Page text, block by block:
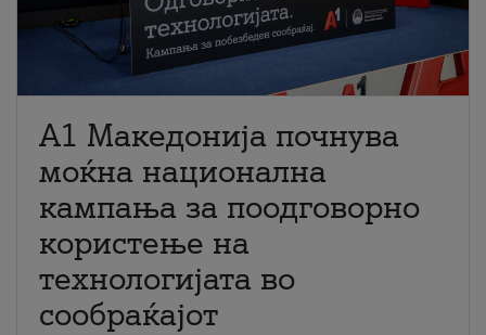
A1 Македонија почнува
моќна национална
кампања за поодговорно
користење на
технологијата во
сообраќајот